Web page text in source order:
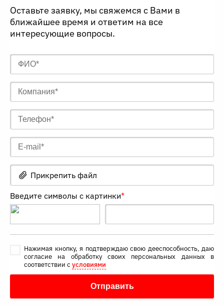
Оставьте заявку, мы свяжемся с Вами в
ближайшее время и ответим на все
интересующие вопросы.
Прикрепить файл
Введите символы с картинки*
Нажимая кнопку, я подтверждаю свою дееспособность, даю
согласие на обработку своих персональных данных в
соответствии с условиями